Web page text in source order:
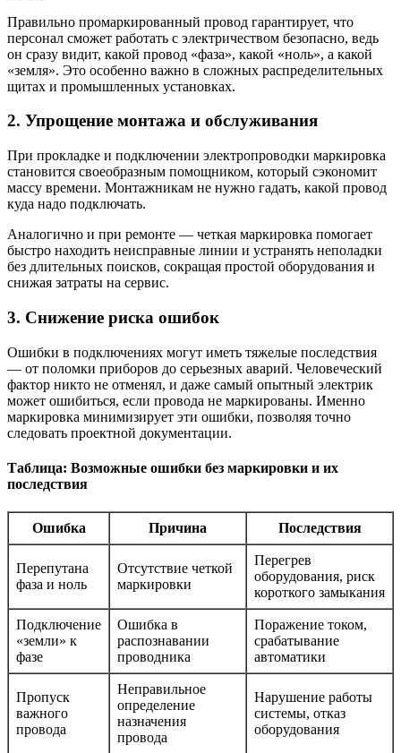
Правильно промаркированный провод гарантирует, что
персонал сможет работать с электричеством безопасно, ведь
он сразу видит, какой провод «фаза», какой «ноль», а какой
«земля». Это особенно важно в сложных распределительных
щитах и промышленных установках.
2. Упрощение монтажа и обслуживания
При прокладке и подключении электропроводки маркировка
становится своеобразным помощником, который сэкономит
массу времени. Монтажникам не нужно гадать, какой провод
куда надо подключать.
Аналогично и при ремонте — четкая маркировка помогает
быстро находить неисправные линии и устранять неполадки
без длительных поисков, сокращая простой оборудования и
снижая затраты на сервис.
3. Снижение риска ошибок
Ошибки в подключениях могут иметь тяжелые последствия
— от поломки приборов до серьезных аварий. Человеческий
фактор никто не отменял, и даже самый опытный электрик
может ошибиться, если провода не маркированы. Именно
маркировка минимизирует эти ошибки, позволяя точно
следовать проектной документации.
Таблица: Возможные ошибки без маркировки и их
последствия
Ошибка Причина Последствия
Перепутана
фаза и ноль
Отсутствие четкой
маркировки
Перегрев
оборудования, риск
короткого замыкания
Подключение
«земли» к
фазе
Ошибка в
распознавании
проводника
Поражение током,
срабатывание
автоматики
Пропуск
важного
провода
Неправильное
определение
назначения
провода
Нарушение работы
системы, отказ
оборудования